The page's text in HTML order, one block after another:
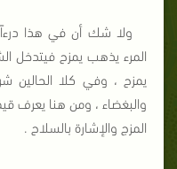
ولا شك أن في هذا درءاً
المرء يذهب يمزح فيتدخل
يمزح ، وفي كلا الحالين
والبغضاء ، ومن هنا يعرف
المزج والإشارة بالسلاح .